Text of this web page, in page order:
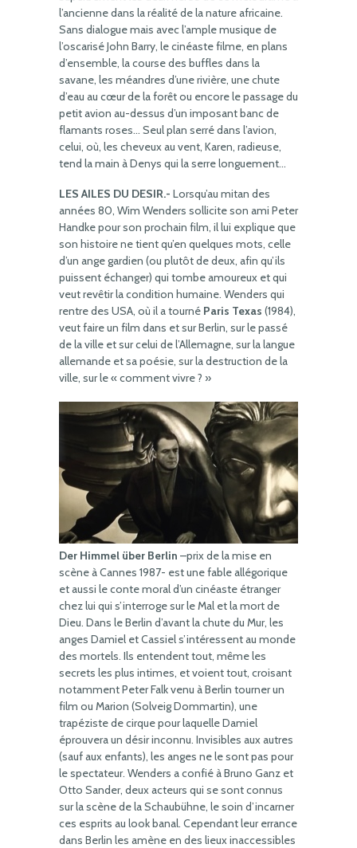
l’ancienne dans la réalité de la nature africaine.
Sans dialogue mais avec l’ample musique de
l’oscarisé John Barry, le cinéaste filme, en plans
d’ensemble, la course des buffles dans la
savane, les méandres d’une rivière, une chute
d’eau au cœur de la forêt ou encore le passage du
petit avion au-dessus d’un imposant banc de
flamants roses… Seul plan serré dans l’avion,
celui, où, les cheveux au vent, Karen, radieuse,
tend la main à Denys qui la serre longuement…
LES AILES DU DESIR.- Lorsqu’au mitan des
années 80, Wim Wenders sollicite son ami Peter
Handke pour son prochain film, il lui explique que
son histoire ne tient qu’en quelques mots, celle
d’un ange gardien (ou plutôt de deux, afin qu’ils
puissent échanger) qui tombe amoureux et qui
veut revêtir la condition humaine. Wenders qui
rentre des USA, où il a tourné Paris Texas (1984),
veut faire un film dans et sur Berlin, sur le passé
de la ville et sur celui de l’Allemagne, sur la langue
allemande et sa poésie, sur la destruction de la
ville, sur le « comment vivre ? »
Der Himmel über Berlin –prix de la mise en
scène à Cannes 1987- est une fable allégorique
et aussi le conte moral d’un cinéaste étranger
chez lui qui s’interroge sur le Mal et la mort de
Dieu. Dans le Berlin d’avant la chute du Mur, les
anges Damiel et Cassiel s’intéressent au monde
des mortels. Ils entendent tout, même les
secrets les plus intimes, et voient tout, croisant
notamment Peter Falk venu à Berlin tourner un
film ou Marion (Solveig Dommartin), une
trapéziste de cirque pour laquelle Damiel
éprouvera un désir inconnu. Invisibles aux autres
(sauf aux enfants), les anges ne le sont pas pour
le spectateur. Wenders a confié à Bruno Ganz et
Otto Sander, deux acteurs qui se sont connus
sur la scène de la Schaubühne, le soin d’incarner
ces esprits au look banal. Cependant leur errance
dans Berlin les amène en des lieux inaccessibles